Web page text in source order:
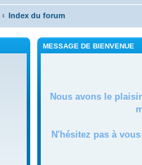
Index du forum
MESSAGE DE BIENVENUE
Nous avons le
N'hésitez pas à